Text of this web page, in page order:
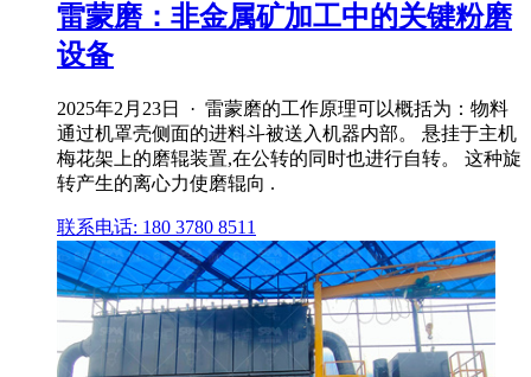
雷蒙磨：非金属矿加工中的关键粉磨
设备
2025年2月23日 · 雷蒙磨的工作原理可以概括为：物料
通过机罩壳侧面的进料斗被送入机器内部。 悬挂于主机
梅花架上的磨辊装置,在公转的同时也进行自转。 这种旋
转产生的离心力使磨辊向 .
联系电话: 180 3780 8511